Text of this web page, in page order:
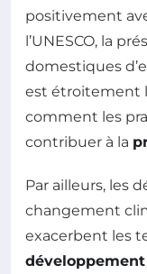
positivement
l’UNESCO, la
domestiques
est étroitement
comment les
contribuer à la
Par ailleurs, les
changement
exacerbent les